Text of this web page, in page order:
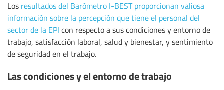
Los resultados del Barómetro I-BEST proporcionan valiosa
información sobre la percepción que tiene el personal del
sector de la EPI con respecto a sus condiciones y entorno de
trabajo, satisfacción laboral, salud y bienestar, y sentimiento
de seguridad en el trabajo.
Las condiciones y el entorno de trabajo